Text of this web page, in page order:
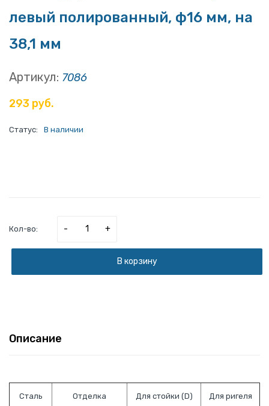
левый полированный, ф16 мм, на
38,1 мм
Артикул: 7086
293 руб.
Статус: В наличии
Кол-во: - +
В корзину
Описание
Сталь Отделка Для стойки (D) Для ригеля